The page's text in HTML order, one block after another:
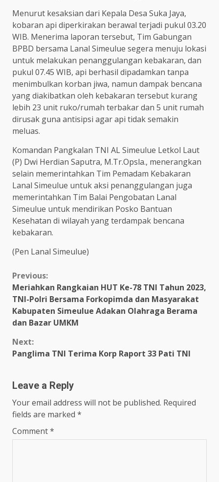
Menurut kesaksian dari Kepala Desa Suka Jaya,
kobaran api diperkirakan berawal terjadi pukul 03.20
WIB. Menerima laporan tersebut, Tim Gabungan
BPBD bersama Lanal Simeulue segera menuju lokasi
untuk melakukan penanggulangan kebakaran, dan
pukul 07.45 WIB, api berhasil dipadamkan tanpa
menimbulkan korban jiwa, namun dampak bencana
yang diakibatkan oleh kebakaran tersebut kurang
lebih 23 unit ruko/rumah terbakar dan 5 unit rumah
dirusak guna antisipsi agar api tidak semakin
meluas.
Komandan Pangkalan TNI AL Simeulue Letkol Laut
(P) Dwi Herdian Saputra, M.Tr.Opsla., menerangkan
selain memerintahkan Tim Pemadam Kebakaran
Lanal Simeulue untuk aksi penanggulangan juga
memerintahkan Tim Balai Pengobatan Lanal
Simeulue untuk mendirikan Posko Bantuan
Kesehatan di wilayah yang terdampak bencana
kebakaran.
(Pen Lanal Simeulue)
Continue
Reading
Previous:
Meriahkan Rangkaian HUT Ke-78 TNI Tahun 2023,
TNI-Polri Bersama Forkopimda dan Masyarakat
Kabupaten Simeulue Adakan Olahraga Berama
dan Bazar UMKM
Next:
Panglima TNI Terima Korp Raport 33 Pati TNI
Leave a Reply
Your email address will not be published. Required
fields are marked *
Comment*